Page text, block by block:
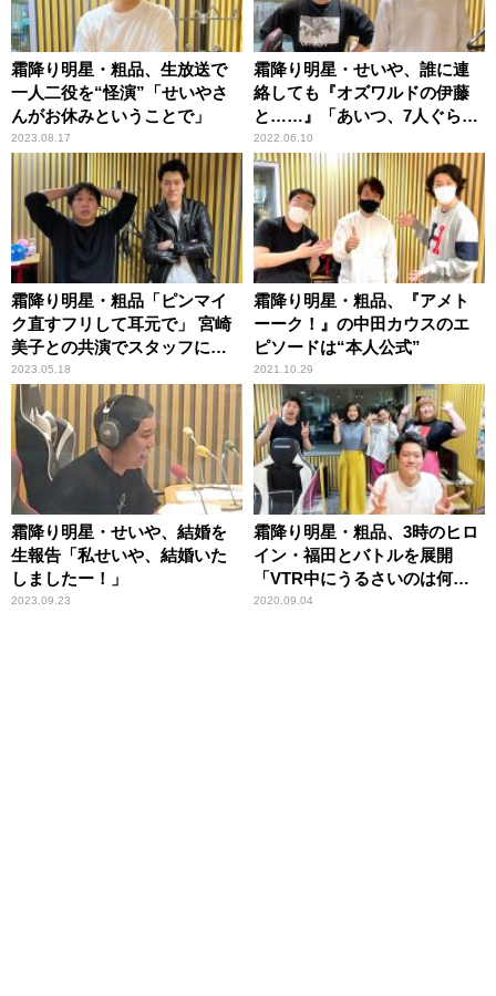
霜降り明星・粗品、生放送で
一人二役を“怪演”「せいやさ
んがお休みということで」
2023.08.17
霜降り明星・せいや、誰に連
絡しても『オズワルドの伊藤
と……』「あいつ、7人ぐらい
おる！」
2022.06.10
霜降り明星・粗品「ピンマイ
ク直すフリして耳元で」 宮崎
美子との共演でスタッフに注
意される
2023.05.18
霜降り明星・粗品、『アメト
ーーク！』の中田カウスのエ
ピソードは“本人公式”
2021.10.29
霜降り明星・せいや、結婚を
生報告「私せいや、結婚いた
しましたー！」
2023.09.23
霜降り明星・粗品、3時のヒロ
イン・福田とバトルを展開
「VTR中にうるさいのは何な
んですか？」
2020.09.04